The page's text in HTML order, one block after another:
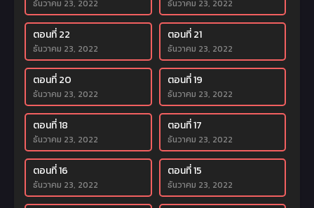
ธันวาคม 23, 2022 ธันวาคม 23, 2022
ตอนที่ 22
ธันวาคม 23, 2022
ตอนที่ 21
ธันวาคม 23, 2022
ตอนที่ 20
ธันวาคม 23, 2022
ตอนที่ 19
ธันวาคม 23, 2022
ตอนที่ 18
ธันวาคม 23, 2022
ตอนที่ 17
ธันวาคม 23, 2022
ตอนที่ 16
ธันวาคม 23, 2022
ตอนที่ 15
ธันวาคม 23, 2022